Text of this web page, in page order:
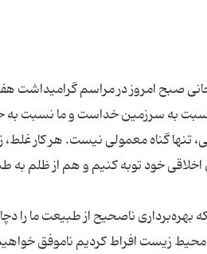
صبح امروز در مراسم گرامیداشت
به سرزمین خداست و ما نسبت
اخلاقی خود توبه کنیم و هم از
ناصحیح از طبیعت ما را
زیست افراط کردیم ناموفق